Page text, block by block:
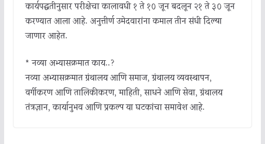
कार्यपद्धतीनुसार परीक्षेचा कालावधी १ ते १० जून बदलून २१ ते ३० जून
करण्यात आला आहे. अनुत्तीर्ण उमेदवारांना कमाल तीन संधी दिल्या
जाणार आहेत.
* नव्या अभ्यासक्रमात काय..?
नव्या अभ्यासक्रमात ग्रंथालय आणि समाज, ग्रंथालय व्यवस्थापन,
वर्गीकरण आणि तालिकीकरण, माहिती, साधने आणि सेवा, ग्रंथालय
तंत्रज्ञान, कार्यानुभव आणि प्रकल्प या घटकांचा समावेश आहे.